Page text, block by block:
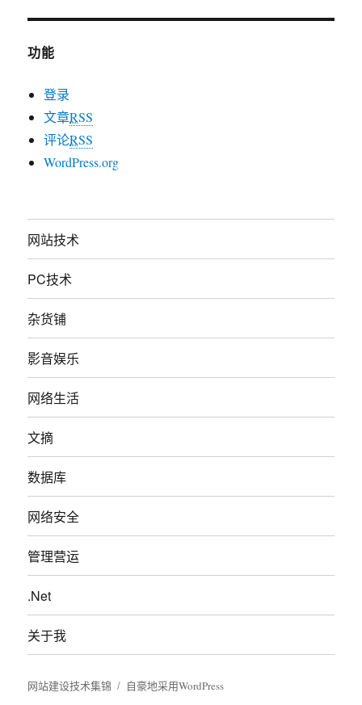
功能
登录
文章RSS
评论RSS
WordPress.org
网站技术
PC技术
杂货铺
影音娱乐
网络生活
文摘
数据库
网络安全
管理营运
.Net
关于我
网站建设技术集锦 自豪地采用WordPress